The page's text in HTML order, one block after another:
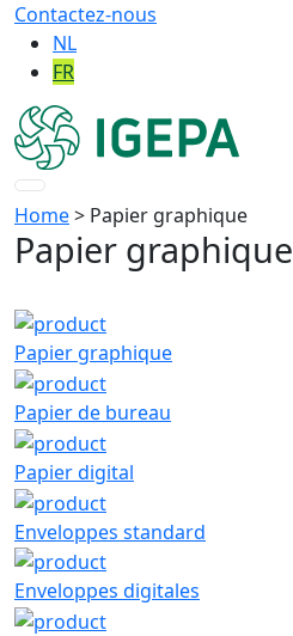
Contactez-nous
NL
FR
Home> Papier graphique
Papier graphique
Papier graphique
Papier de bureau
Papier digital
Enveloppes standard
Enveloppes digitales